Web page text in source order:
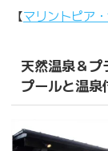
【マリントピア
天然温泉＆
プールと温泉